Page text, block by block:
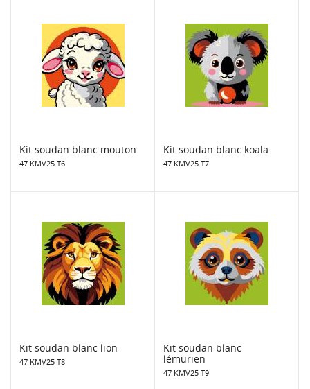
Kit soudan blanc mouton
47 KMV25 T6
Kit soudan blanc koala
47 KMV25 T7
Kit soudan blanc lion
47 KMV25 T8
Kit soudan blanc
lémurien
47 KMV25 T9